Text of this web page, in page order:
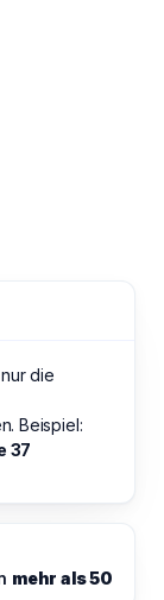
die
Beispiel:
37
mehr als 50